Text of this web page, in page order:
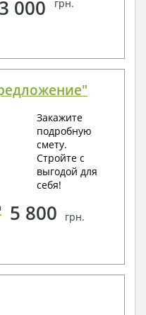
3 000 грн.
Закажите
подробную
смету.
Стройте с
выгодой для
себя!
5 800 грн.